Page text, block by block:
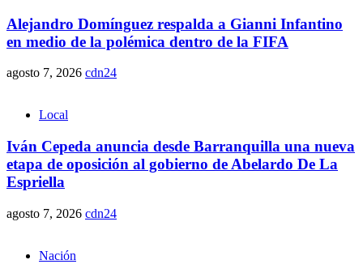
Alejandro Domínguez respalda a Gianni Infantino
en medio de la polémica dentro de la FIFA
agosto 7, 2026 cdn24
Local
Iván Cepeda anuncia desde Barranquilla una nueva
etapa de oposición al gobierno de Abelardo De La
Espriella
agosto 7, 2026 cdn24
Nación